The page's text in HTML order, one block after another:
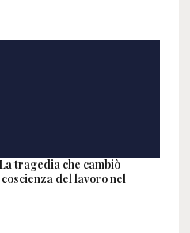
tragedia che cambiò
del lavoro nel